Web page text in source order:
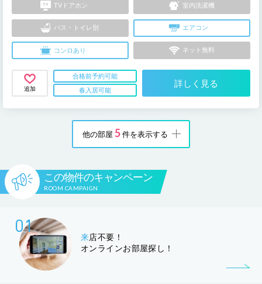
TV ドアホン 室内洗濯機
バス・ トイレ別 エアコン
コンロ あり ネット 無料
追加
合格前予約可能
春入居可能
詳しく見る
他の部屋 5 件を表示する
この物件のキャンペーン
ROOM CAMPAIGN
01
来店不要！
オンラインお部屋探し！